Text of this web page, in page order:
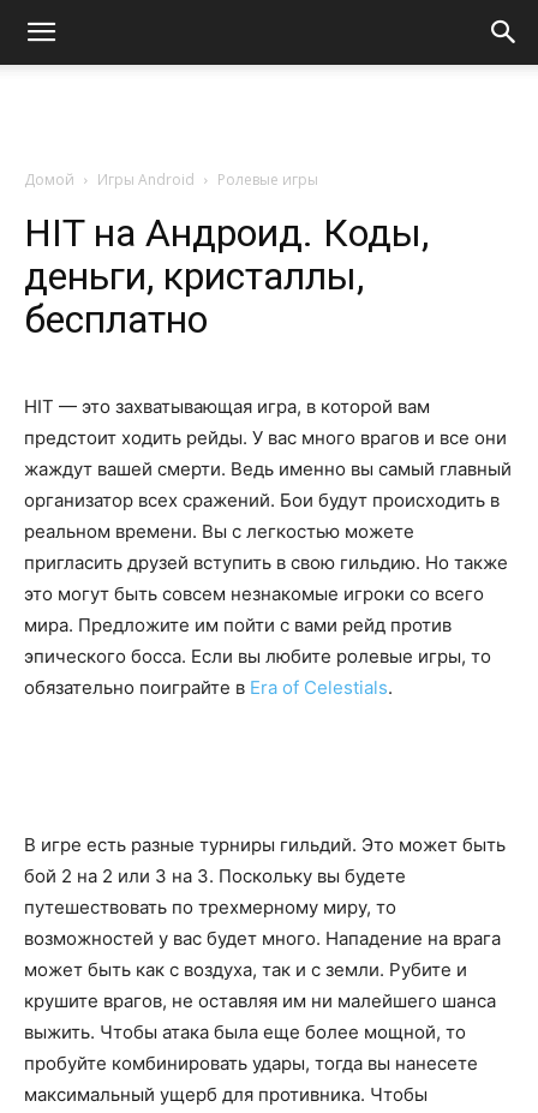
Домой Игры Android Ролевые игры
HIT на Андроид. Коды,
деньги, кристаллы,
бесплатно
HIT — это захватывающая игра, в которой вам
предстоит ходить рейды. У вас много врагов и все они
жаждут вашей смерти. Ведь именно вы самый главный
организатор всех сражений. Бои будут происходить в
реальном времени. Вы с легкостью можете
пригласить друзей вступить в свою гильдию. Но также
это могут быть совсем незнакомые игроки со всего
мира. Предложите им пойти с вами рейд против
эпического босса. Если вы любите ролевые игры, то
обязательно поиграйте в Era of Celestials.
В игре есть разные турниры гильдий. Это может быть
бой 2 на 2 или 3 на 3. Поскольку вы будете
путешествовать по трехмерному миру, то
возможностей у вас будет много. Нападение на врага
может быть как с воздуха, так и с земли. Рубите и
крушите врагов, не оставляя им ни малейшего шанса
выжить. Чтобы атака была еще более мощной, то
пробуйте комбинировать удары, тогда вы нанесете
максимальный ущерб для противника. Чтобы